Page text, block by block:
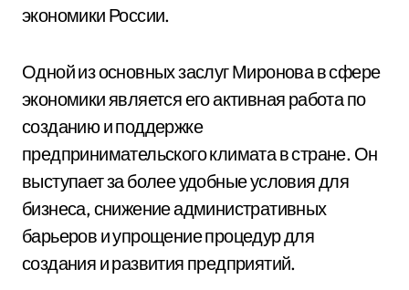
экономики России.
Одной из основных заслуг Миронова в сфере
экономики является его активная работа по
созданию и поддержке
предпринимательского климата в стране. Он
выступает за более удобные условия для
бизнеса, снижение административных
барьеров и упрощение процедур для
создания и развития предприятий.